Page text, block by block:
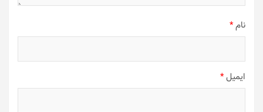
نام*
ایمیل*